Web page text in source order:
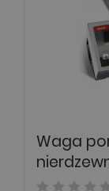
Waga